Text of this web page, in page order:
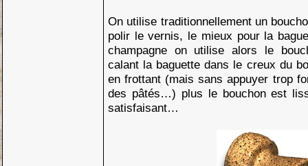
On utilise traditionnellement un
polir le vernis, le mieux pour la
champagne on utilise alors le
calant la baguette dans le creux du
en frottant (mais sans appuyer trop
des pâtés…) plus le bouchon est
satisfaisant…